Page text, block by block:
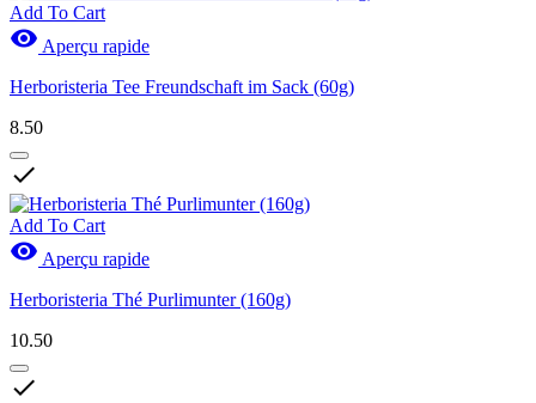
Add To Cart
 Aperçu rapide
Herboristeria Tee Freundschaft im Sack (60g)
8.50

Add To Cart
 Aperçu rapide
Herboristeria Thé Purlimunter (160g)
10.50
